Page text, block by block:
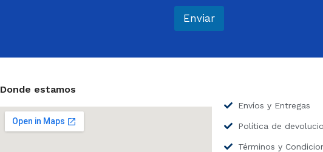
r
o
ó
Enviar
Donde estamos
Envíos y Entregas
Política de
Términos y